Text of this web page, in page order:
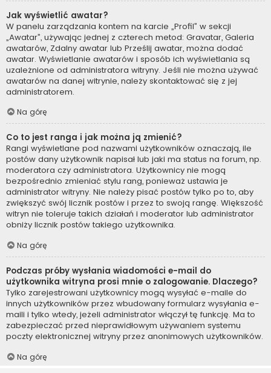
Jak wyświetlić awatar?
W panelu zarządzania kontem na karcie „Profil” w sekcji
„Awatar”, używając jednej z czterech metod: Gravatar, Galeria
awatarów, Zdalny awatar lub Prześlij awatar, można dodać
awatar. Wyświetlanie awatarów i sposób ich wyświetlania są
uzależnione od administratora witryny. Jeśli nie można używać
awatarów na danej witrynie, należy skontaktować się z jej
administratorem.
Na górę
Co to jest ranga i jak można ją zmienić?
Rangi wyświetlane pod nazwami użytkowników oznaczają, ile
postów dany użytkownik napisał lub jaki ma status na forum, np.
moderatora czy administratora. Użytkownicy nie mogą
bezpośrednio zmieniać stylu rang, ponieważ ustawia je
administrator witryny. Nie należy pisać postów tylko po to, aby
zwiększyć swój licznik postów i przez to swoją rangę. Większość
witryn nie toleruje takich działań i moderator lub administrator
obniży licznik postów takiego użytkownika.
Na górę
Podczas próby wysłania wiadomości e-mail do
użytkownika witryna prosi mnie o zalogowanie. Dlaczego?
Tylko zarejestrowani użytkownicy mogą wysyłać e-maile do
innych użytkowników przez wbudowany formularz wysyłania e-
maili i tylko wtedy, jeżeli administrator włączył tę funkcję. Ma to
zabezpieczać przed nieprawidłowym używaniem systemu
poczty elektronicznej witryny przez anonimowych użytkowników.
Na górę